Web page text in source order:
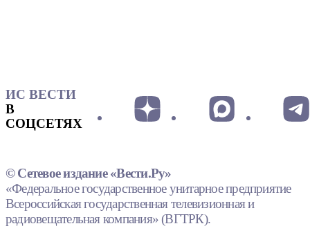
ИС ВЕСТИ
В
СОЦСЕТЯХ
© Сетевое издание «Вести.Ру»
«Федеральное государственное унитарное предприятие
Всероссийская государственная телевизионная и
радиовещательная компания» (ВГТРК).